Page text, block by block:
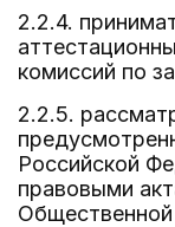
2.2.4.
комиссий по
2.2.5.
Российской
правовыми
Общественной